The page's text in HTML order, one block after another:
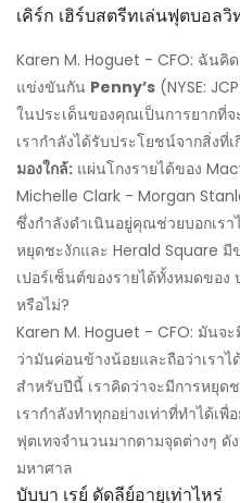
เคิร์ก เฮิร์บสตรีทเล่นฟุตบอล
Karen M. Hoguet - CFO: ฉันคิ
แข่งขันกัน Penny’s (NYSE:
ในประเด็นของคุณเป็นการยากที่
เรากำลังได้รับประโยชน์จากสิ่งที่
มองใกล้: แผ่นโกงรายได้ของ
Michelle Clark - Morgan
ซึ่งกำลังดำเนินอยู่คุณช่วยบอกเร
หยุดชะงักและ Herald Square มี
เปอร์เซ็นต์ของรายได้ทั้งหมดขอ
หรือไม่?
Karen M. Hoguet - CFO: มันจ
ว่ามันค่อนข้างน้อยและถือว่าเรา
สำหรับปีนี้ เราคิดว่าจะมีการหยุด
เรากำลังทำทุกอย่างเท่าที่ทำได้เ
ฟุตเทจจำนวนมากตามจุดต่างๆ
มหาศาล
บับบา เรย์ ดัดลีย์อายุเท่าไหร่